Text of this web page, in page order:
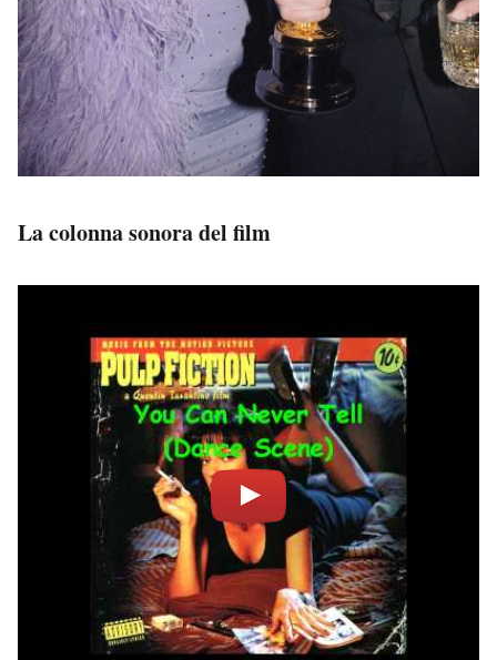
La colonna sonora del film